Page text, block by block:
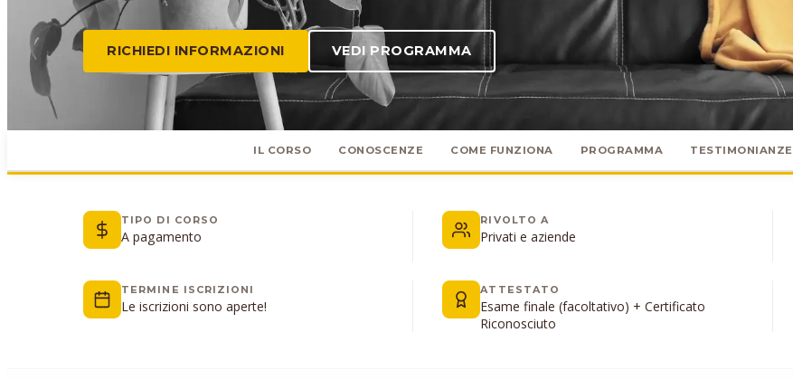
RICHIEDI INFORMAZIONI VEDI PROGRAMMA
IL CORSO CONOSCENZE COME FUNZIONA PROGRAMMA TESTIMONIANZE
TIPO DI CORSO
A pagamento
RIVOLTO A
Privati e aziende
TERMINE ISCRIZIONI
Le iscrizioni sono aperte!
ATTESTATO
Esame finale (facoltativo) + Certificato
Riconosciuto